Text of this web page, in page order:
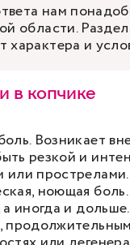
нам
области.
характера и
в копчике
Возникает
резкой и
или прострелами.
ноющая
а иногда и